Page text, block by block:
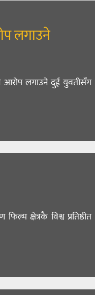
लगाउने
आरोप लगाउने दुई युवतीसँग
क्षेत्रकै विश्व प्रतिष्ठीत